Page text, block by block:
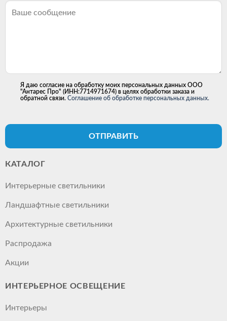
Я даю согласие на обработку моих персональных данных ООО
"Антарес Про" (ИНН:7714971674) в целях обработки заказа и
обратной связи. Соглашение об обработке персональных данных.
ОТПРАВИТЬ
КАТАЛОГ
Интерьерные светильники
Ландшафтные светильники
Архитектурные светильники
Распродажа
Акции
ИНТЕРЬЕРНОЕ ОСВЕЩЕНИЕ
Интерьеры